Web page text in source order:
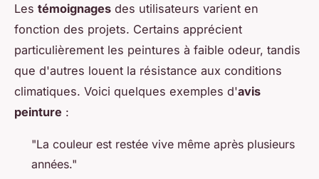
Les témoignages des utilisateurs varient en
fonction des projets. Certains apprécient
particulièrement les peintures à faible odeur, tandis
que d'autres louent la résistance aux conditions
climatiques. Voici quelques exemples d'avis
peinture :
"La couleur est restée vive même après plusieurs
années."